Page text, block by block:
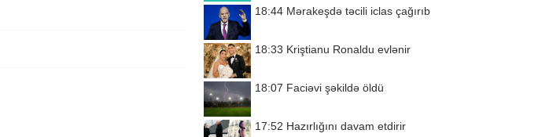
18:44 Mərakeşdə təcili iclas çağırıb
18:33 Kriştianu Ronaldu evlənir
18:07 Faciəvi şəkildə öldü
17:52 Hazırlığını davam etdirir